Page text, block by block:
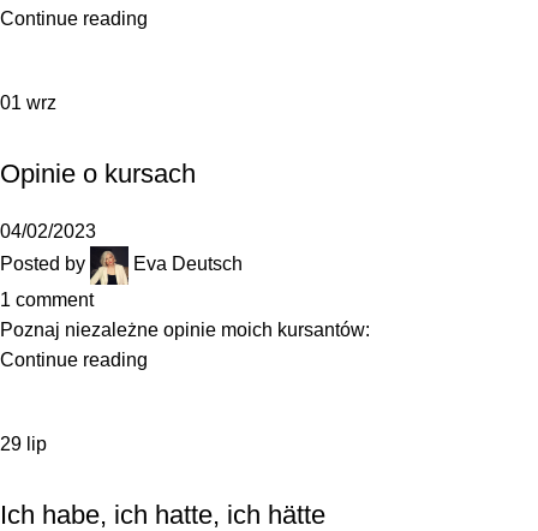
Continue reading
01 wrz
Opinie o kursach
04/02/2023
Posted by
Eva Deutsch
1 comment
Poznaj niezależne opinie moich kursantów:
Continue reading
29 lip
Ich habe, ich hatte, ich hätte